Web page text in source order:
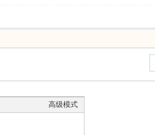
高级模式